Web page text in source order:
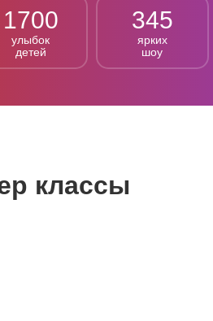
1700
улыбок
детей
345
ярких
шоу
классы